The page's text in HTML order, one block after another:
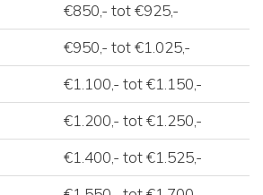
€850,- tot €925,-
€950,- tot €1.025,-
€1.100,- tot €1.150,-
€1.200,- tot €1.250,-
€1.400,- tot €1.525,-